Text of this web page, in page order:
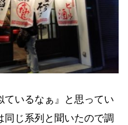
ているなぁ』と思ってい
じ系列と聞いたので調